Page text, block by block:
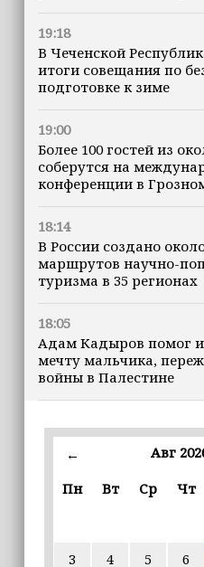
19:18
В Чеченской
итоги совещания по
подготовке к зиме
19:00
Более 100 гостей из
соберутся на
конференции в
18:14
В России создано
маршрутов научно-
туризма в 35 регионах
18:05
Адам Кадыров помог
мечту мальчика,
войны в Палестине
Математику,
физику начнут
Производители Чечни
локальные
← Авг
Пн
Вт Ср Чт
3
4 5 6